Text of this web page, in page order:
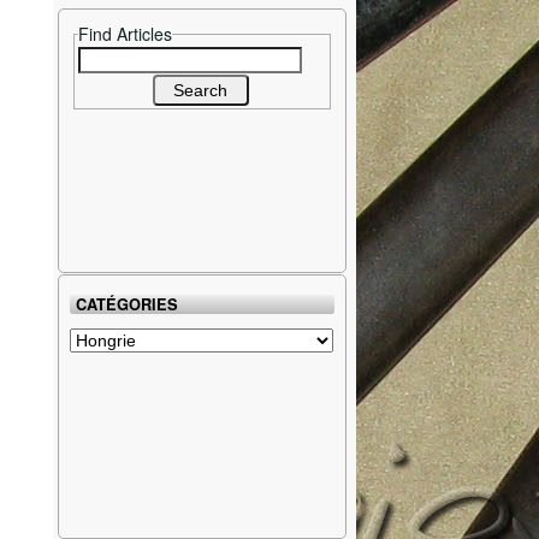
Find Articles
Search
for:
CATÉGORIES
Catégories